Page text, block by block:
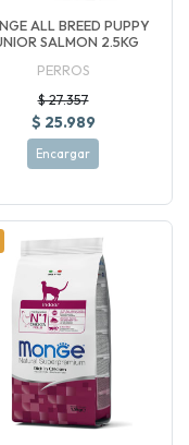
ALL BREED PUPPY
SALMON 2.5KG
PERROS
$ 27.357
$ 25.989
Encargar